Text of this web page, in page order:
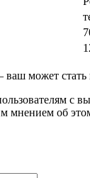
может стать
с
мнением об